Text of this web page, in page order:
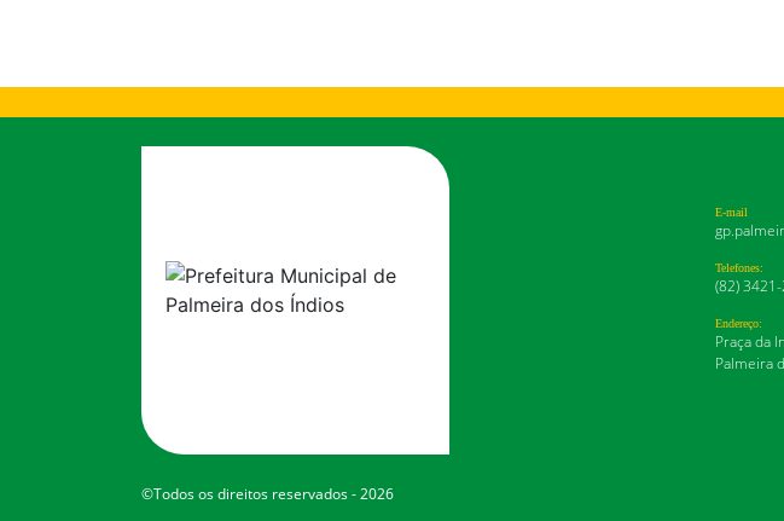
E-mail
Telefones:
(82)
Endereço:
Praça da
Palmeira
©Todos os direitos reservados - 2026